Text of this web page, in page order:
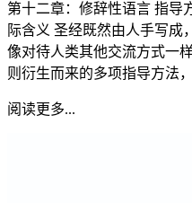
第十二章：修辞性语言 指导
际含义 圣经既然由人手写成
像对待人类其他交流方式一
则衍生而来的多项指导方法
阅读更多...